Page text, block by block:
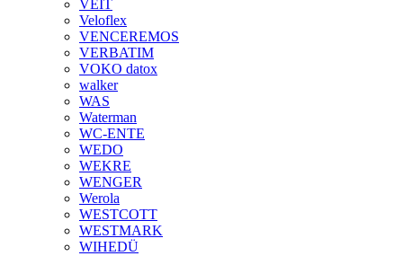
VEIT
Veloflex
VENCEREMOS
VERBATIM
VOKO datox
walker
WAS
Waterman
WC-ENTE
WEDO
WEKRE
WENGER
Werola
WESTCOTT
WESTMARK
WIHEDÜ